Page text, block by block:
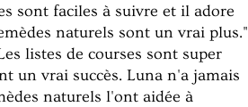
sont faciles à suivre et il adore
naturels sont un vrai plus."
listes de courses sont super
un vrai succès. Luna n'a jamais
naturels l'ont aidée à